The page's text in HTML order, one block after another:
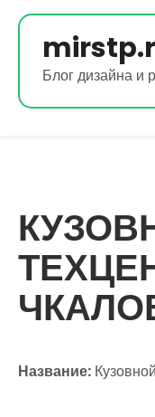
Перейти
содержимому
Блог дизайна и
Название: